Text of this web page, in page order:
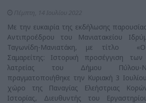
Με την ευκαιρία της εκδήλωσης
Αντιπροέδρου του Μανιατακείου
Ταγωνίδη-Μανιατάκη, με τίτλο «Ο
Σαμαρείτης: Ιστορική προσέγγιση
λατρείας του Δήμου Πύλου-
πραγματοποιήθηκε την Κυριακή 3
χώρο της Παναγίας Ελεήστριας
Ιστορίας, Διευθυντής του